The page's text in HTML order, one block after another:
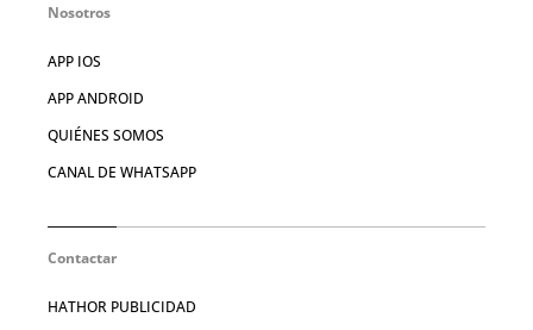
Nosotros
APP IOS
APP ANDROID
QUIÉNES SOMOS
CANAL DE WHATSAPP
Contactar
HATHOR PUBLICIDAD